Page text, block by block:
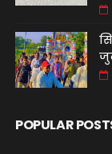
POPULAR